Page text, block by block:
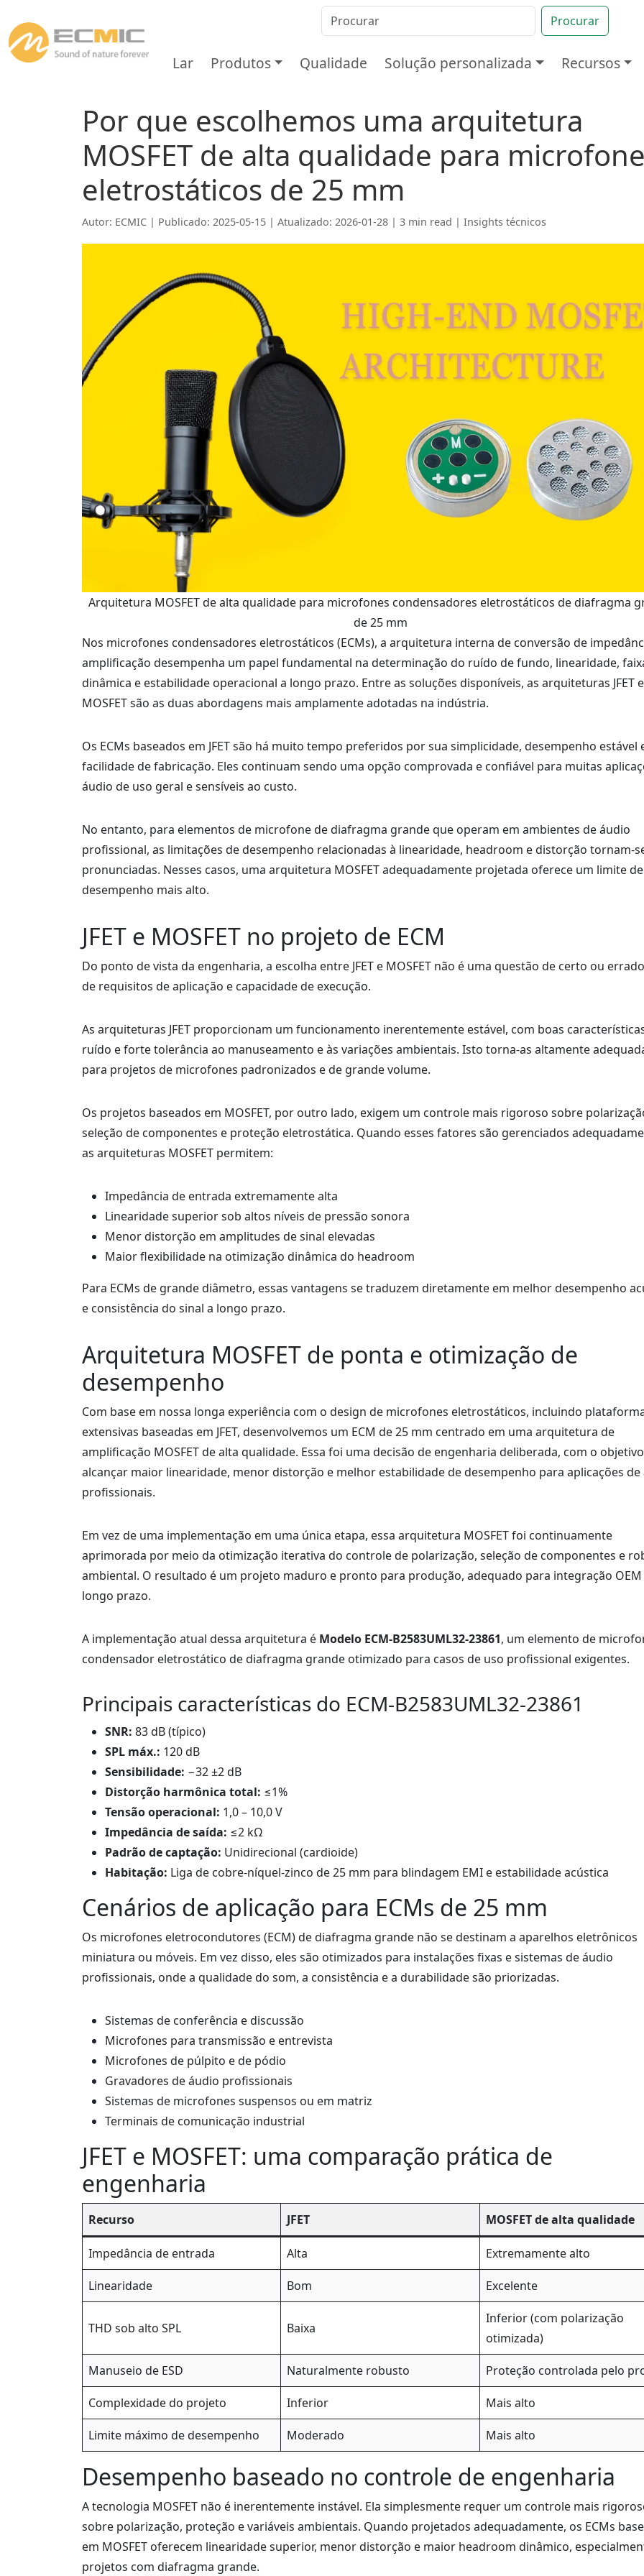
Procurar
Lar Produtos Qualidade Solução personalizada Recursos
Por que escolhemos uma arquitetura
MOSFET de alta qualidade para
eletrostáticos de 25 mm
Autor: ECMIC | Publicado: 2025-05-15 | Atualizado: 2026-01-28 | 3 min read | Insights técnicos
Arquitetura MOSFET de alta qualidade para microfones condensadores eletrostáticos de diafragma
de 25 mm
Nos microfones condensadores eletrostáticos (ECMs), a arquitetura interna de conversão de
amplificação desempenha um papel fundamental na determinação do ruído de fundo, linearidade,
dinâmica e estabilidade operacional a longo prazo. Entre as soluções disponíveis, as arquiteturas JFET e
MOSFET são as duas abordagens mais amplamente adotadas na indústria.
Os ECMs baseados em JFET são há muito tempo preferidos por sua simplicidade, desempenho estável
facilidade de fabricação. Eles continuam sendo uma opção comprovada e confiável para muitas
áudio de uso geral e sensíveis ao custo.
No entanto, para elementos de microfone de diafragma grande que operam em ambientes de áudio
profissional, as limitações de desempenho relacionadas à linearidade, headroom e distorção tornam-
pronunciadas. Nesses casos, uma arquitetura MOSFET adequadamente projetada oferece um limite de
desempenho mais alto.
JFET e MOSFET no projeto de ECM
Do ponto de vista da engenharia, a escolha entre JFET e MOSFET não é uma questão de certo ou
de requisitos de aplicação e capacidade de execução.
As arquiteturas JFET proporcionam um funcionamento inerentemente estável, com boas
ruído e forte tolerância ao manuseamento e às variações ambientais. Isto torna-as altamente
para projetos de microfones padronizados e de grande volume.
Os projetos baseados em MOSFET, por outro lado, exigem um controle mais rigoroso sobre
seleção de componentes e proteção eletrostática. Quando esses fatores são gerenciados
as arquiteturas MOSFET permitem:
Impedância de entrada extremamente alta
Linearidade superior sob altos níveis de pressão sonora
Menor distorção em amplitudes de sinal elevadas
Maior flexibilidade na otimização dinâmica do headroom
Para ECMs de grande diâmetro, essas vantagens se traduzem diretamente em melhor desempenho
e consistência do sinal a longo prazo.
Arquitetura MOSFET de ponta e otimização de
desempenho
Com base em nossa longa experiência com o design de microfones eletrostáticos, incluindo
extensivas baseadas em JFET, desenvolvemos um ECM de 25 mm centrado em uma arquitetura de
amplificação MOSFET de alta qualidade. Essa foi uma decisão de engenharia deliberada, com o
alcançar maior linearidade, menor distorção e melhor estabilidade de desempenho para aplicações de
profissionais.
Em vez de uma implementação em uma única etapa, essa arquitetura MOSFET foi continuamente
aprimorada por meio da otimização iterativa do controle de polarização, seleção de componentes e
ambiental. O resultado é um projeto maduro e pronto para produção, adequado para integração OEM
longo prazo.
A implementação atual dessa arquitetura é Modelo ECM-B2583UML32-23861, um elemento de
condensador eletrostático de diafragma grande otimizado para casos de uso profissional exigentes.
Principais características do ECM-B2583UML32-23861
SNR: 83 dB (típico)
SPL máx.: 120 dB
Sensibilidade: −32 ±2 dB
Distorção harmônica total: ≤1%
Tensão operacional: 1,0 – 10,0 V
Impedância de saída: ≤2 kΩ
Padrão de captação: Unidirecional (cardioide)
Habitação: Liga de cobre-níquel-zinco de 25 mm para blindagem EMI e estabilidade acústica
Cenários de aplicação para ECMs de 25 mm
Os microfones eletrocondutores (ECM) de diafragma grande não se destinam a aparelhos eletrônicos
miniatura ou móveis. Em vez disso, eles são otimizados para instalações fixas e sistemas de áudio
profissionais, onde a qualidade do som, a consistência e a durabilidade são priorizadas.
Sistemas de conferência e discussão
Microfones para transmissão e entrevista
Microfones de púlpito e de pódio
Gravadores de áudio profissionais
Sistemas de microfones suspensos ou em matriz
Terminais de comunicação industrial
JFET e MOSFET: uma comparação prática de
engenharia
Recurso JFET MOSFET de alta qualidade
Impedância de entrada Alta Extremamente alto
Linearidade Bom Excelente
THD sob alto SPL Baixa
Inferior (com polarização
otimizada)
Manuseio de ESD Naturalmente robusto Proteção controlada pelo
Complexidade do projeto Inferior Mais alto
Limite máximo de desempenho Moderado Mais alto
Desempenho baseado no controle de engenharia
A tecnologia MOSFET não é inerentemente instável. Ela simplesmente requer um controle mais
sobre polarização, proteção e variáveis ambientais. Quando projetados adequadamente, os ECMs
em MOSFET oferecem linearidade superior, menor distorção e maior headroom dinâmico,
projetos com diafragma grande.